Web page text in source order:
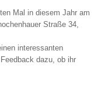
Mal in diesem Jahr am
Straße 34,
interessanten
dazu, ob ihr